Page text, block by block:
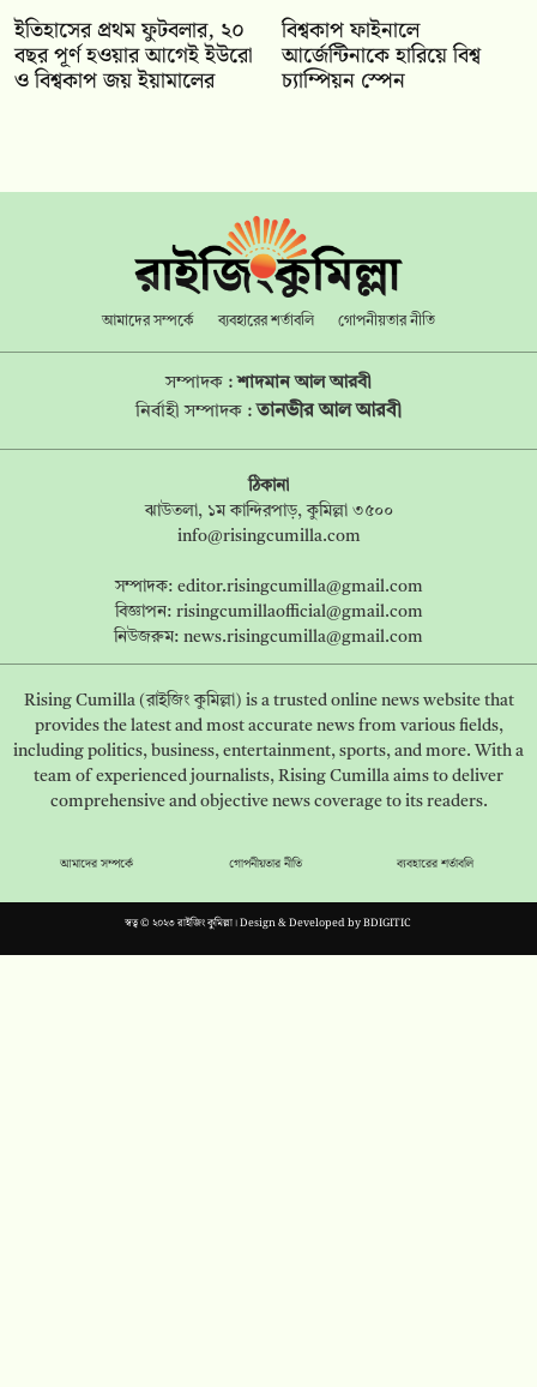
ইতিহাসের প্রথম ফুটবলার, ২০
বছর পূর্ণ হওয়ার আগেই ইউরো
ও বিশ্বকাপ জয় ইয়ামালের
বিশ্বকাপ ফাইনালে
আর্জেন্টিনাকে হারিয়ে বিশ্ব
চ্যাম্পিয়ন স্পেন
আমাদের সম্পর্কে ব্যবহারের শর্তাবলি গোপনীয়তার নীতি
সম্পাদক :শাদমান আল আরবী
নির্বাহী সম্পাদক : তানভীর আল আরবী
ঠিকানা
ঝাউতলা, ১ম কান্দিরপাড়, কুমিল্লা ৩৫০০
info@risingcumilla.com
সম্পাদক: editor.risingcumilla@gmail.com
বিজ্ঞাপন: risingcumillaofficial@gmail.com
নিউজরুম: news.risingcumilla@gmail.com
Rising Cumilla (রাইজিং কুমিল্লা) is a trusted online news website that
provides the latest and most accurate news from various fields,
including politics, business, entertainment, sports, and more. With a
team of experienced journalists, Rising Cumilla aims to deliver
comprehensive and objective news coverage to its readers.
আমাদের সম্পর্কে গোপনীয়তার নীতি ব্যবহারের শর্তাবলি
স্বত্ব © ২০২৩ রাইজিং কুমিল্লা। Design & Developed byBDIGITIC